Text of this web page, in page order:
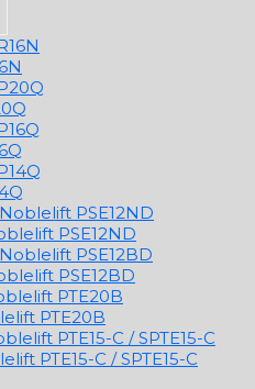
PSE12ND
PSE12BD
PTE20B
PTE15-C / SPTE15-C